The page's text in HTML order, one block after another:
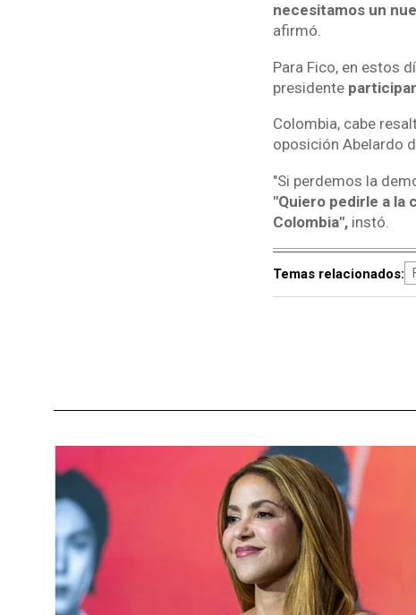
necesitamos un
afirmó.
Para Fico, en estos
presidente
Colombia, cabe
oposición Abelardo
"Si perdemos la
"Quiero pedirle a la
Colombia",instó.
Temas relacionados: